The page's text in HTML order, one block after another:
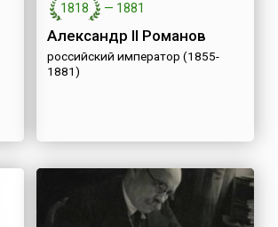
1818 — 1881
Александр II Романов
российский император (1855-
1881)